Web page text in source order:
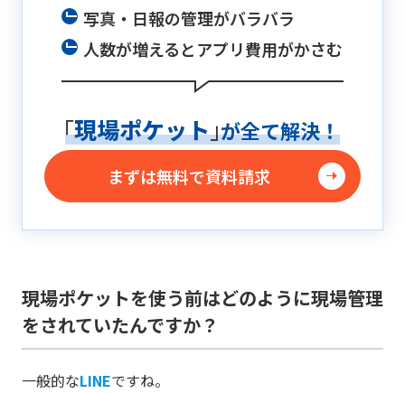
写真・日報の管理がバラバラ
人数が増えるとアプリ費用がかさむ
「現場ポケット」
が全て解決！
まずは無料で資料請求
現場ポケットを使う前はどのように現場管理
をされていたんですか？
一般的なLINEですね。